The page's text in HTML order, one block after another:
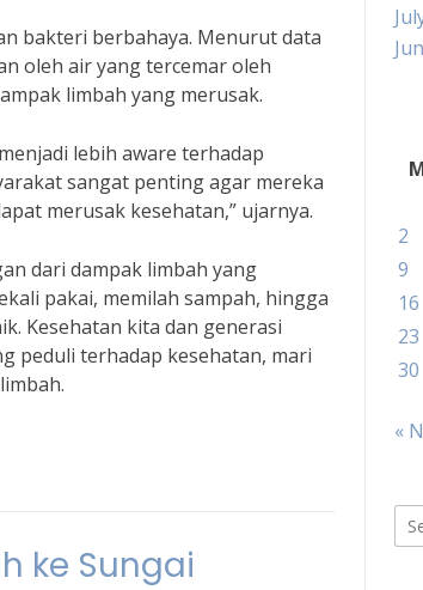
bakteri berbahaya. Menurut data
oleh air yang tercemar oleh
limbah yang merusak.
lebih aware terhadap
sangat penting agar mereka
merusak kesehatan,” ujarnya.
dari dampak limbah yang
pakai, memilah sampah, hingga
Kesehatan kita dan generasi
peduli terhadap kesehatan, mari
ke Sungai
2
9
16
23
30
«
for: